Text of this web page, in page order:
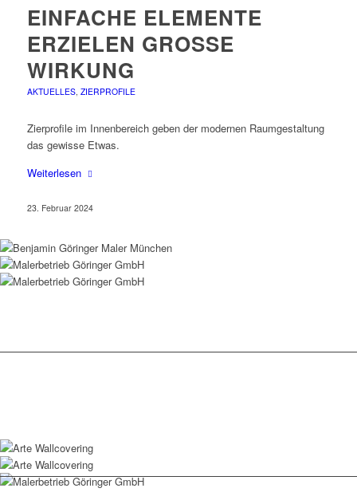
EINFACHE ELEMENTE
ERZIELEN GROSSE W
IRKUNG
AKTUELLES, ZIERPROFILE
Zierprofile im Innenbereich geben der modernen Raumgestaltung
das gewisse Etwas.
Weiterlesen
23. Februar 2024